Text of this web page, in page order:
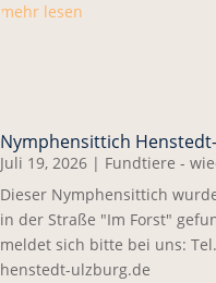
mehr lesen
Nymphensittich
Juli 19, 2026 | Fundtiere -
Dieser Nymphensittich
in der Straße "Im Forst"
meldet sich bitte bei uns:
henstedt-ulzburg.de